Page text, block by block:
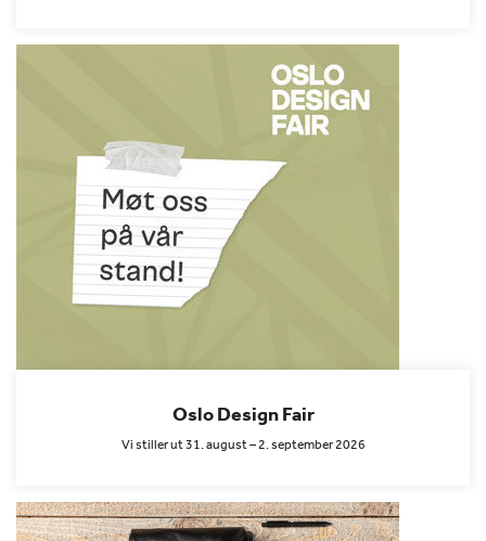
Oslo Design Fair
Vi stiller ut 31. august – 2. september 2026